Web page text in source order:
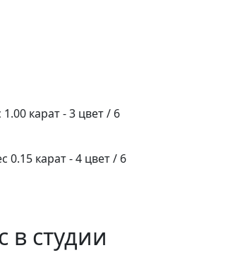
карат - 3 цвет / 6
0.15 карат - 4 цвет / 6
в студии